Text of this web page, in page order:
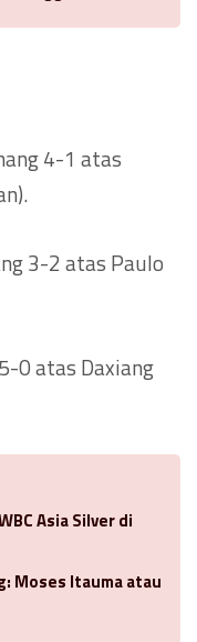
4-1 atas
3-2 atas Paulo
0 atas Daxiang
Asia Silver di
Moses Itauma atau